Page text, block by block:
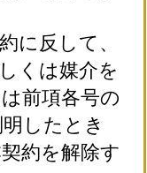
に反して、
くは媒介を
前項各号の
したとき
約を解除す